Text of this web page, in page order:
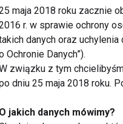
mitów
leczenie wcześnie,
wygląda to
nie jest to, aby
Wręcz
krótkie, dobrze
maja 2018 roku zacznie
r. w sprawie ochrony
danych oraz uchylenia
Ochronie Danych”).
związku z tym
dniu 25 maja 2018 roku.
O jakich danych mówimy?